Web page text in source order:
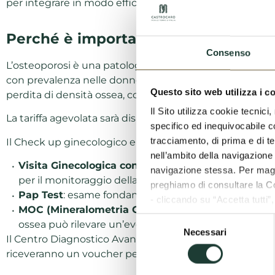
Consenso
Questo sito web utilizza i
Il Sito utilizza cookie
specifico ed inequivocabile
tracciamento, di prima e di
nell’ambito della
navigazione stessa. Per
preghiamo di consultare la
- cliccando su “Accetta
- cliccando su “Accetta
- cliccando sulla “Rifiuta”,
consenso
Necessari
per integrare in modo efficace prevenzione e
Perché è importante prevenire
L’osteoporosi è una patologia dalla riduzione della
con prevalenza nelle donne a causa di fattori
perdita di densità ossea, consentendo di intervenire
La tariffa agevolata sarà disponibile dall’8 marzo all’8
Il Check up ginecologico e osteoporosi prevede:
Visita Ginecologica con Ecografia Transvaginale
per il monitoraggio della salute ginecologica in
Pap Test: esame fondamentale per la prevenzione,
MOC (Mineralometria Ossea Computerizzata)
ossea può rilevare un’eventuale degenerazione
Il Centro Diagnostico Avanzato delle Terme di
riceveranno un voucher per un ciclo di cure vaginali